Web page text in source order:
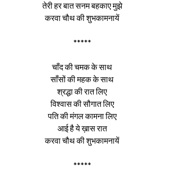
तेरी हर बात सनम बहकाए मुझे
करवा चौथ की शुभकामनायें
*****
चाँद की चमक के साथ
साँसों की महक के साथ
श्रद्धा की रात लिए
विश्वास की सौगात लिए
पति की मंगल कामना लिए
आई है ये ख़ास रात
करवा चौथ की शुभकामनायें
*****